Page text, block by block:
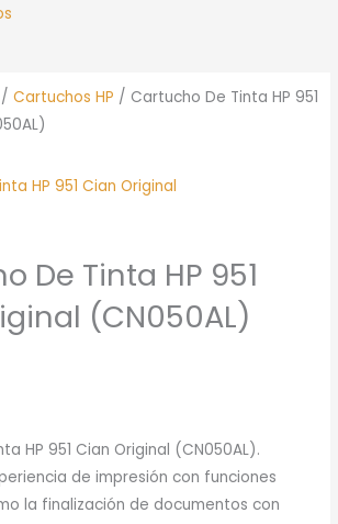
/Cartuchos HP / Cartucho De Tinta HP 951
De Tinta HP 951
(CN050AL)
HP 951 Cian Original (CN050AL).
de impresión con funciones
la finalización de documentos con